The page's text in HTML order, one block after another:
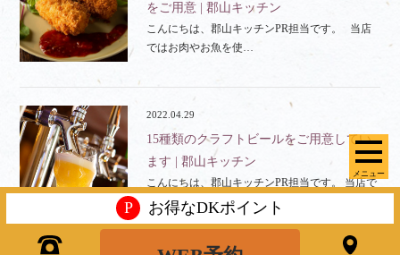
メニュー
をご用意 | 郡山キッチン
こんにちは、郡山キッチンPR担当です。 当店
ではお肉やお魚を使…
2022.04.29
15種類のクラフトビールをご用意してい
ます | 郡山キッチン
こんにちは、郡山キッチンPR担当です。 当店で
は、常時15種類のクラフトビールをご…
P お得なDKポイント